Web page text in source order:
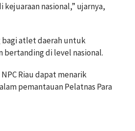
nasional,” ujarnya,
bagi atlet daerah untuk
bertanding di level nasional.
Riau dapat menarik
pemantauan Pelatnas Para